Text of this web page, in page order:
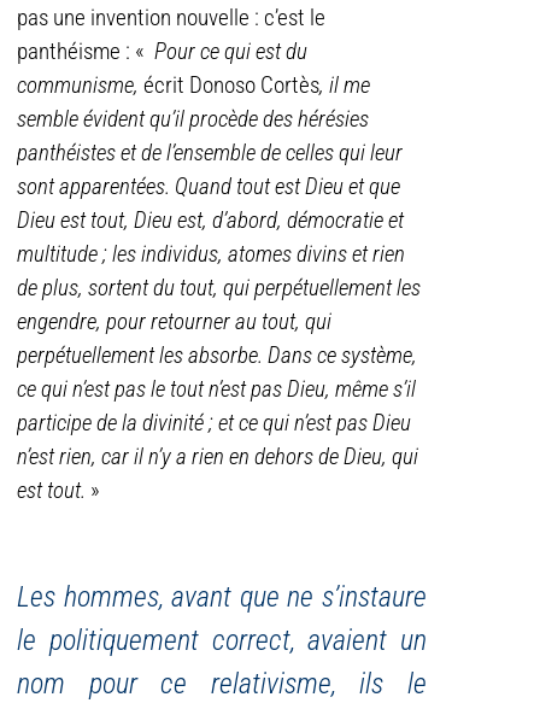
pas une invention nouvelle : c’est le
panthéisme : « Pour ce qui est du
communisme, écrit Donoso Cortès, il me
semble évident qu’il procède des hérésies
panthéistes et de l’ensemble de celles qui leur
sont apparentées. Quand tout est Dieu et que
Dieu est tout, Dieu est, d’abord, démocratie et
multitude ; les individus, atomes divins et rien
de plus, sortent du tout, qui perpétuellement les
engendre, pour retourner au tout, qui
perpétuellement les absorbe. Dans ce système,
ce qui n’est pas le tout n’est pas Dieu, même s’il
participe de la divinité ; et ce qui n’est pas Dieu
n’est rien, car il n’y a rien en dehors de Dieu, qui
est tout. »
Les hommes, avant que ne s’instaure
le politiquement correct, avaient un
nom pour ce relativisme, ils le